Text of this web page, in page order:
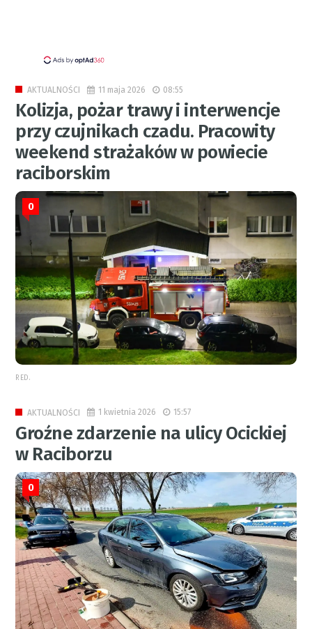
AKTUALNOŚCI 11 maja 2026 08:55
Kolizja, pożar trawy i interwencje
przy czujnikach czadu. Pracowity
weekend strażaków w powiecie
raciborskim
0
RED.
AKTUALNOŚCI 1 kwietnia 2026 15:57
Groźne zdarzenie na ulicy Ocickiej
w Raciborzu
0